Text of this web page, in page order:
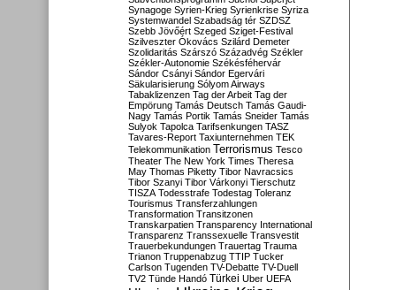
Synagoge Syrien-Krieg Syrienkrise Syriza
Systemwandel Szabadság tér SZDSZ
Szebb Jövőért Szeged Sziget-Festival
Szilveszter Ókovács Szilárd Demeter
Szolidaritás Szárszó Századvég Székler
Székler-Autonomie Székésféhervár
Sándor Csányi Sándor Egervári
Säkularisierung Sólyom Airways
Tabaklizenzen Tag der Arbeit Tag der
Empörung Tamás Deutsch Tamás Gaudi-
Nagy Tamás Portik Tamás Sneider Tamás
Sulyok Tapolca Tarifsenkungen TASZ
Tavares-Report Taxiunternehmen TEK
Telekommunikation Terrorismus Tesco
Theater The New York Times Theresa
May Thomas Piketty Tibor Navracsics
Tibor Szanyi Tibor Várkonyi Tierschutz
TISZA Todesstrafe Todestag Toleranz
Tourismus Transferzahlungen
Transformation Transitzonen
Transkarpatien Transparency International
Transparenz Transsexuelle Transvestit
Trauerbekundungen Trauertag Trauma
Trianon Truppenabzug TTIP Tucker
Carlson Tugenden TV-Debatte TV-Duell
TV2 Tünde Handó Türkei Uber UEFA